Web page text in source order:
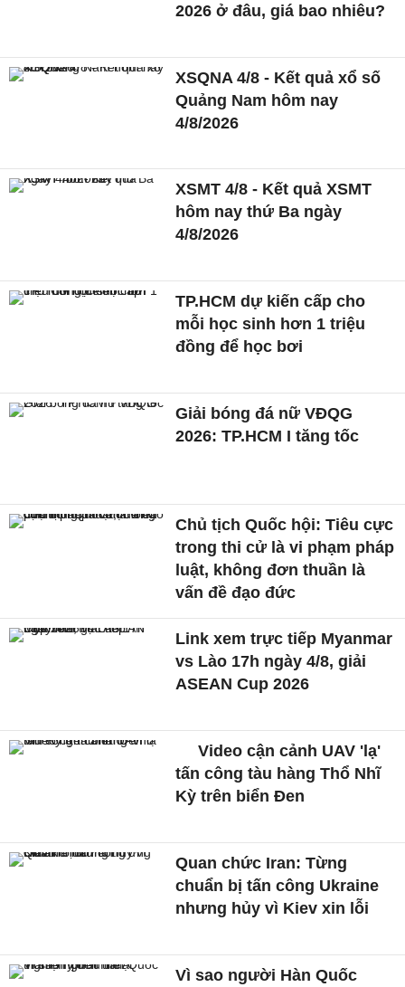
2026 ở đâu, giá bao nhiêu?
XSQNA 4/8 - Kết quả xổ số
Quảng Nam hôm nay
4/8/2026
XSMT 4/8 - Kết quả XSMT
hôm nay thứ Ba ngày
4/8/2026
TP.HCM dự kiến cấp cho
mỗi học sinh hơn 1 triệu
đồng để học bơi
Giải bóng đá nữ VĐQG
2026: TP.HCM I tăng tốc
Chủ tịch Quốc hội: Tiêu cực
trong thi cử là vi phạm pháp
luật, không đơn thuần là
vấn đề đạo đức
Link xem trực tiếp Myanmar
vs Lào 17h ngày 4/8, giải
ASEAN Cup 2026
Video cận cảnh UAV 'lạ'
tấn công tàu hàng Thổ Nhĩ
Kỳ trên biển Đen
Quan chức Iran: Từng
chuẩn bị tấn công Ukraine
nhưng hủy vì Kiev xin lỗi
Vì sao người Hàn Quốc